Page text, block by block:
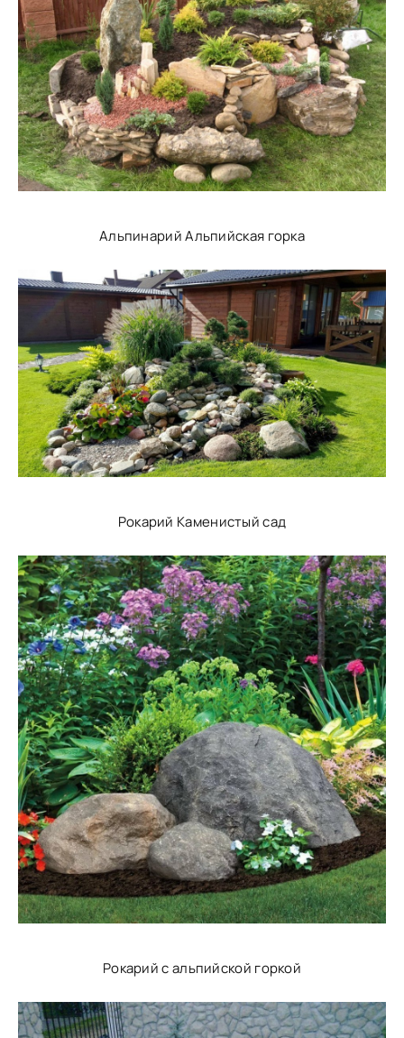
Альпинарий Альпийская горка
Рокарий Каменистый сад
Рокарий с альпийской горкой